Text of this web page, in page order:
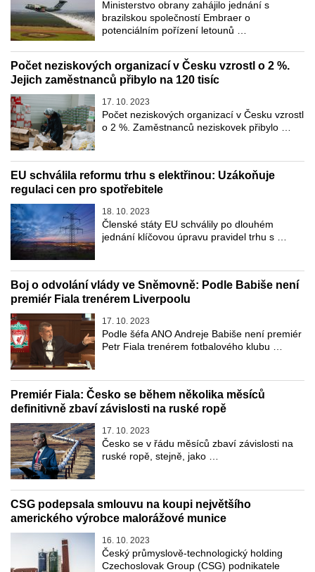
Ministerstvo obrany zahájilo jednání s
brazilskou společností Embraer o
potenciálním pořízení letounů …
Počet neziskových organizací v Česku vzrostl o 2 %.
Jejich zaměstnanců přibylo na 120 tisíc
17. 10. 2023
Počet neziskových organizací v Česku vzrostl
o 2 %. Zaměstnanců neziskovek přibylo …
EU schválila reformu trhu s elektřinou: Uzákoňuje
regulaci cen pro spotřebitele
18. 10. 2023
Členské státy EU schválily po dlouhém
jednání klíčovou úpravu pravidel trhu s …
Boj o odvolání vlády ve Sněmovně: Podle Babiše není
premiér Fiala trenérem Liverpoolu
17. 10. 2023
Podle šéfa ANO Andreje Babiše není premiér
Petr Fiala trenérem fotbalového klubu …
Premiér Fiala: Česko se během několika měsíců
definitivně zbaví závislosti na ruské ropě
17. 10. 2023
Česko se v řádu měsíců zbaví závislosti na
ruské ropě, stejně, jako …
CSG podepsala smlouvu na koupi největšího
amerického výrobce malorážové munice
16. 10. 2023
Český průmyslově-technologický holding
Czechoslovak Group (CSG) podnikatele